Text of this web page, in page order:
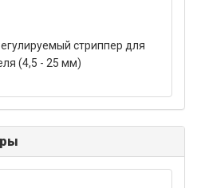
стриппер для
(4,5 - 25 мм)